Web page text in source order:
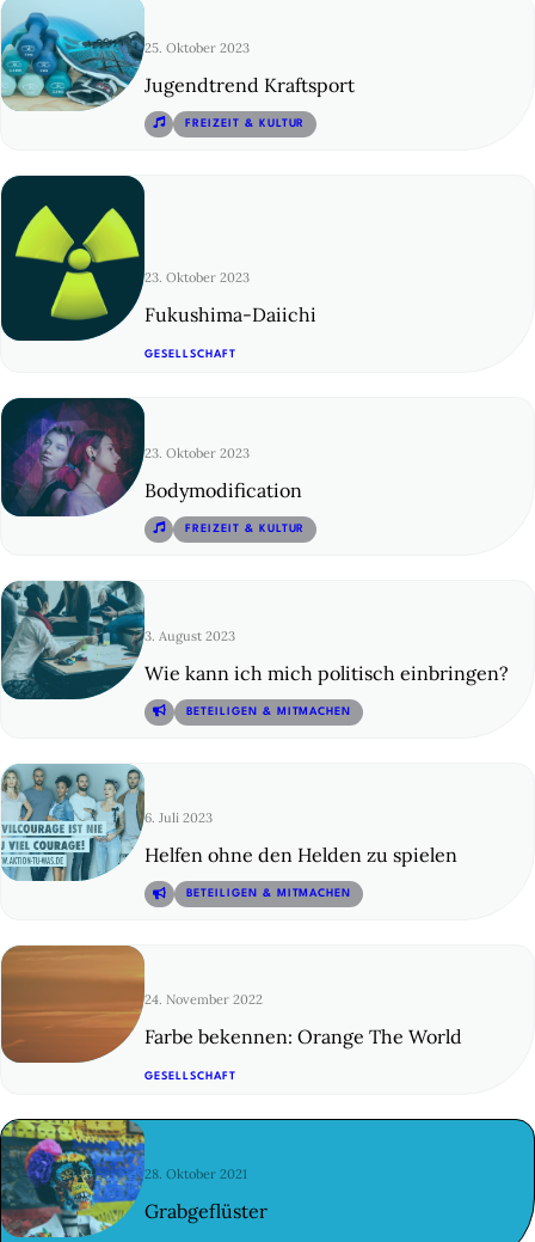
25. Oktober 2023
Jugendtrend Kraftsport
FREIZEIT & KULTUR
23. Oktober 2023
Fukushima-Daiichi
GESELLSCHAFT
23. Oktober 2023
Bodymodification
FREIZEIT & KULTUR
3. August 2023
Wie kann ich mich politisch einbringen?
BETEILIGEN & MITMACHEN
6. Juli 2023
Helfen ohne den Helden zu spielen
BETEILIGEN & MITMACHEN
24. November 2022
Farbe bekennen: Orange The World
GESELLSCHAFT
28. Oktober 2021
Grabgeflüster